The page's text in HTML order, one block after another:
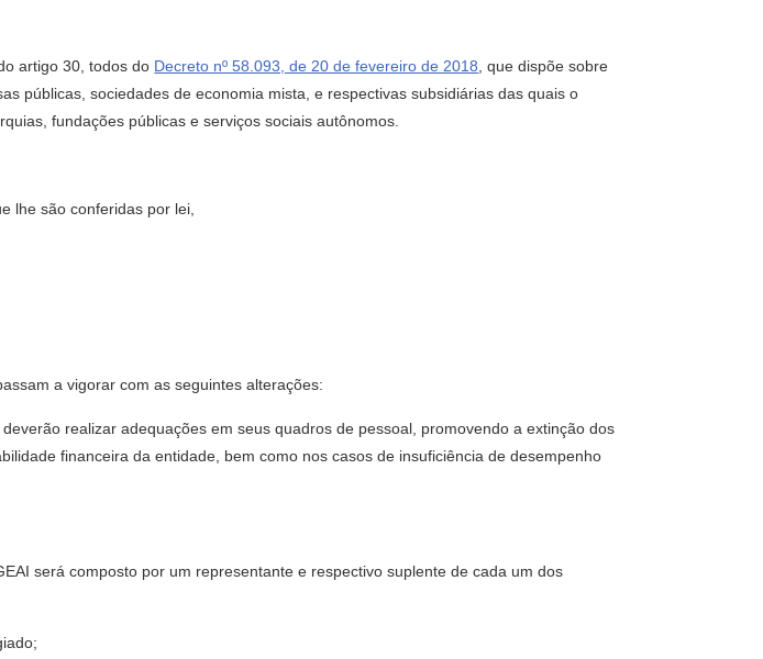
artigo 30, todos do Decreto nº 58.093, de 20 de fevereiro de 2018 , que dispõe sobre
públicas, sociedades de economia mista, e respectivas subsidiárias das quais o
fundações públicas e serviços sociais autônomos.
lhe são conferidas por lei,
passam a vigorar com as seguintes alterações:
realizar adequações em seus quadros de pessoal, promovendo a extinção dos
financeira da entidade, bem como nos casos de insuficiência de desempenho
será composto por um representante e respectivo suplente de cada um dos